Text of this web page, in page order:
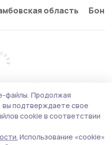
область
файлы. Продолжая
вы подтверждаете свое
cookie в соответствии
Использование «cookie»